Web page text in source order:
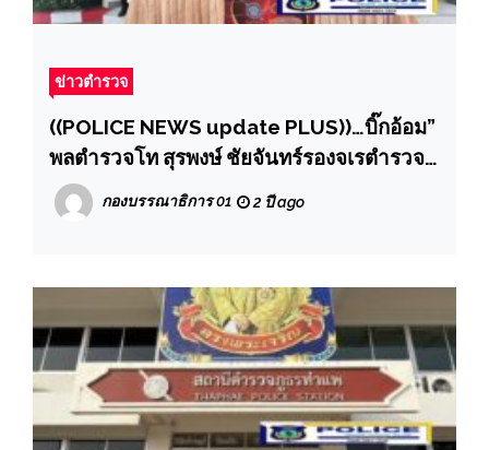
ข่าวตำรวจ
((POLICE NEWS update PLUS))…บิ๊กอ้อม”
พลตำรวจโท สุรพงษ์ ชัยจันทร์รองจเรตำรวจ
แห่งชาติ ออกตรวจตำรวจภูธรจังหวัด
นครปฐม
กองบรรณาธิการ 01 2 ปี ago